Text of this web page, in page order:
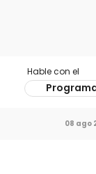
Hable con el
08 ago